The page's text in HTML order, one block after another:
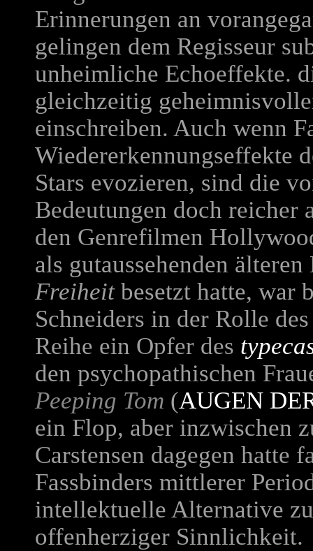
Erinnerungen an
gelingen dem Regisseur
unheimliche Echoeffekte.
gleichzeitig
einschreiben. Auch wenn
Wiedererkennungseffekte
Stars evozieren, sind die
Bedeutungen doch reicher
den Genrefilmen
als gutaussehenden
Freiheitbesetzt hatte, war
Schneiders in der Rolle
Reihe ein Opfer des
den psychopathischen
Peeping Tom (AUGEN
ein Flop, aber inzwischen
Carstensen dagegen hatte
Fassbinders mittlerer
intellektuelle Alternative
offenherziger Sinnlichkeit.